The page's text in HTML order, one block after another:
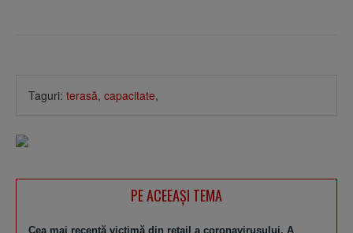
Taguri: terasă, capacitate,
PE ACEEAŞI TEMA
Cea mai recentă victimă din retail a coronavirusului. A